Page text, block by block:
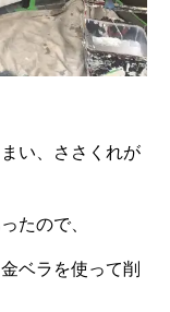
い、ささくれが
たので、
ベラを使って削